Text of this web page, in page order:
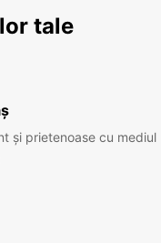
tale
și prietenoase cu mediul